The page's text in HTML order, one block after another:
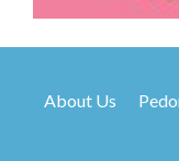
About Us